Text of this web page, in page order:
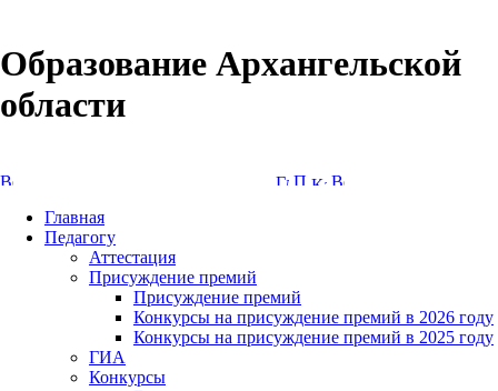
Образование Архангельской
области
Главная
Педагогу
Аттестация
Присуждение премий
Присуждение премий
Конкурсы на присуждение премий в 2026 году
Конкурсы на присуждение премий в 2025 году
ГИА
Конкурсы